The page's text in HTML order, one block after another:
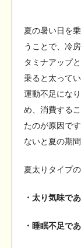
夏の暑い日を
うことで、冷
タミナアップ
乗ると太って
運動不足にな
め、消費する
たのが原因で
ないと夏の期
夏太りタイプの
・太り気味で
・睡眠不足で